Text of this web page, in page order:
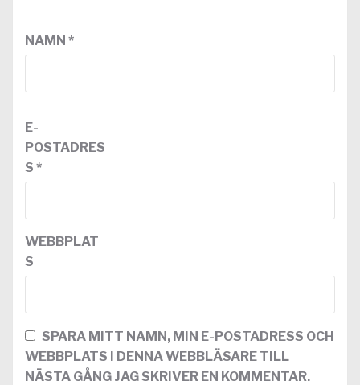
NAMN *
E-
POSTADRES
S *
WEBBPLAT
S
SPARA MITT NAMN, MIN E-POSTADRESS OCH
WEBBPLATS I DENNA WEBBLÄSARE TILL
NÄSTA GÅNG JAG SKRIVER EN KOMMENTAR.